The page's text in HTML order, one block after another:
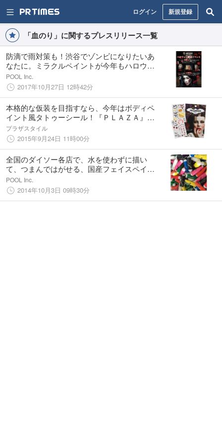
ログイン 新規登録
「血のり」に関するプレスリリース一覧
防滴で雨対策も！渋谷でゾンビになりたいあ
なたに。ミラクルペイントが今年もハロウィ
ンメイクコーナーを渋谷と原宿3箇所に開設。
POOL Inc.
2017年10月27日 12時42分
本格的な仮装を目指すなら、今年はボディペ
イント風タトゥーシール！『ＰＬＡＺＡ』で
無料体験イベント開催！
プラザスタイル
2015年9月24日 11時00分
全国のダイソー各店で、水を使わずに描い
て、つまんではがせる、国産フェイスペイン
ト用絵の具「ミラクルペイント」の取扱いを
開始
POOL Inc.
2014年10月3日 09時30分